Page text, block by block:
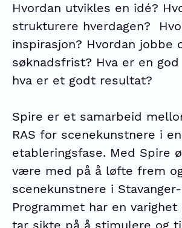
Hvordan utvikles en idé?
strukturere hverdagen?
inspirasjon? Hvordan jobbe
søknadsfrist? Hva er en
hva er et godt resultat?
Spire er et samarbeid
RAS for scenekunstnere i en
etableringsfase. Med Spire
være med på å løfte frem
scenekunstnere i
Programmet har en
tar sikte på å stimulere og